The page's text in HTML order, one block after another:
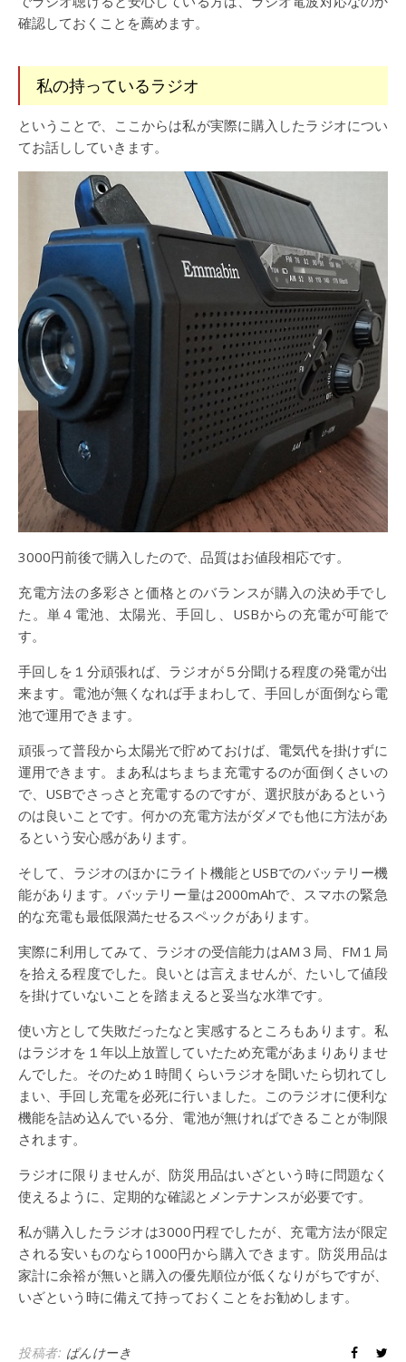
確認しておくことを薦めます。
私の持っているラジオ
ということで、ここからは私が実際に購入したラジオについ
てお話ししていきます。
3000円前後で購入したので、品質はお値段相応です。
充電方法の多彩さと価格とのバランスが購入の決め手でし
た。単４電池、太陽光、手回し、USBからの充電が可能で
す。
手回しを１分頑張れば、ラジオが５分聞ける程度の発電が出
来ます。電池が無くなれば手まわして、手回しが面倒なら電
池で運用できます。
頑張って普段から太陽光で貯めておけば、電気代を掛けずに
運用できます。まあ私はちまちま充電するのが面倒くさいの
で、USBでさっさと充電するのですが、選択肢があるという
のは良いことです。何かの充電方法がダメでも他に方法があ
るという安心感があります。
そして、ラジオのほかにライト機能とUSBでのバッテリー機
能があります。バッテリー量は2000mAhで、スマホの緊急
的な充電も最低限満たせるスペックがあります。
実際に利用してみて、ラジオの受信能力はAM３局、FM１局
を拾える程度でした。良いとは言えませんが、たいして値段
を掛けていないことを踏まえると妥当な水準です。
使い方として失敗だったなと実感するところもあります。私
はラジオを１年以上放置していたため充電があまりありませ
んでした。そのため１時間くらいラジオを聞いたら切れてし
まい、手回し充電を必死に行いました。このラジオに便利な
機能を詰め込んでいる分、電池が無ければできることが制限
されます。
ラジオに限りませんが、防災用品はいざという時に問題なく
使えるように、定期的な確認とメンテナンスが必要です。
私が購入したラジオは3000円程でしたが、充電方法が限定
される安いものなら1000円から購入できます。防災用品は
家計に余裕が無いと購入の優先順位が低くなりがちですが、
いざという時に備えて持っておくことをお勧めします。
投稿者: ぱんけーき